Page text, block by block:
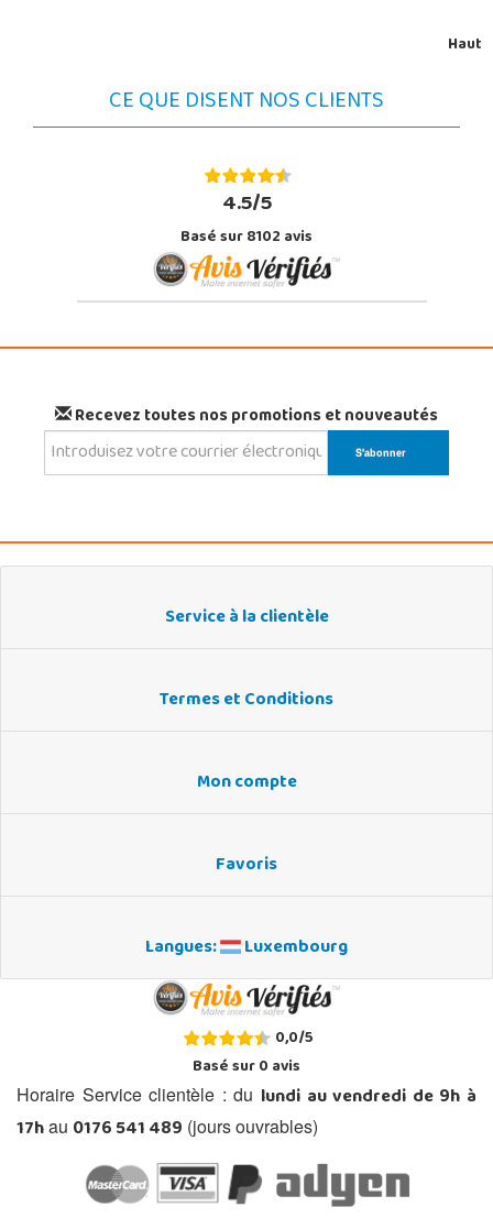
Haut
CE QUE DISENT NOS CLIENTS
4.5/5
Basé sur 8102 avis
Recevez toutes nos promotions et nouveautés
Service à la clientèle
Termes et Conditions
Mon compte
Favoris
Langues: Luxembourg
0,0/5
Basé sur0avis
Horaire Service clientèle : du lundi au vendredi de 9h à
17hau 0176 541 489 (jours ouvrables)